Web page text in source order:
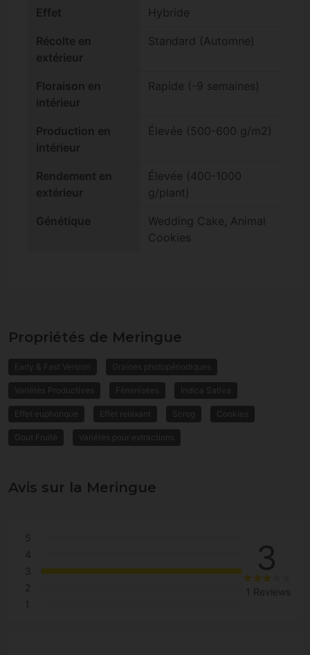
Effet Hybride
Récolte en
extérieur
Standard (Automne)
Floraison en
intérieur
Rapide (-9 semaines)
Production en
intérieur
Élevée (500-600 g/m2)
Rendement en
extérieur
Élevée (400-1000
g/plant)
Génétique
Wedding Cake, Animal
Cookies
Propriétés de Meringue
Early & Fast Version Graines photopériodiques
Variétés Productives Féminisées Indica Sativa
Effet euphorique Effet relaxant Scrog Cookies
Gout Fruité Variétés pour extractions
Avis sur la Meringue
5
4
3
2
3
1 Reviews